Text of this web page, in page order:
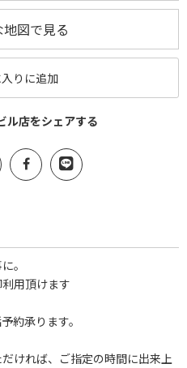
図で見る
りに追加
ル店をシェアする
。
用頂けます
約承ります。
ければ、ご指定の時間に出来上